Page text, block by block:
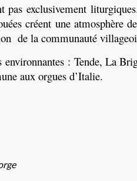
pas exclusivement
créent une atmosphère
de la communauté
environnantes : Tende, La
aux orgues d’Italie.